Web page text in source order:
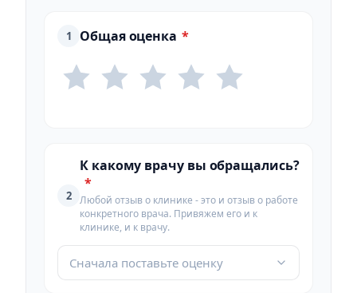
1 Общая оценка *
2
К какому врачу вы обращались?
*
Любой отзыв о клинике - это и отзыв о работе
конкретного врача. Привяжем его и к
клинике, и к врачу.
Сначала поставьте оценку